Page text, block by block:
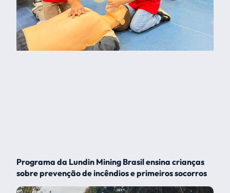
Programa da Lundin Mining Brasil ensina crianças
sobre prevenção de incêndios e primeiros socorros